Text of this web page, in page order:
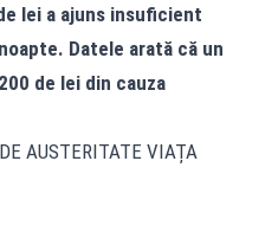
lei a ajuns insuficient
Datele arată că un
de lei din cauza
AUSTERITATE VIAȚA